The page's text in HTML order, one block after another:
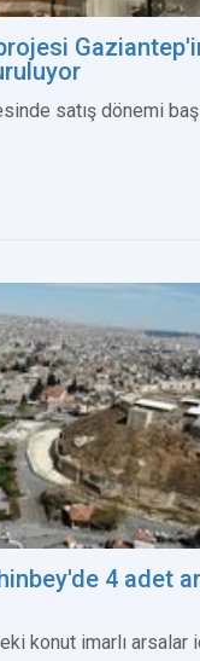
satış dönemi
4 adet
konut imarlı arsalar